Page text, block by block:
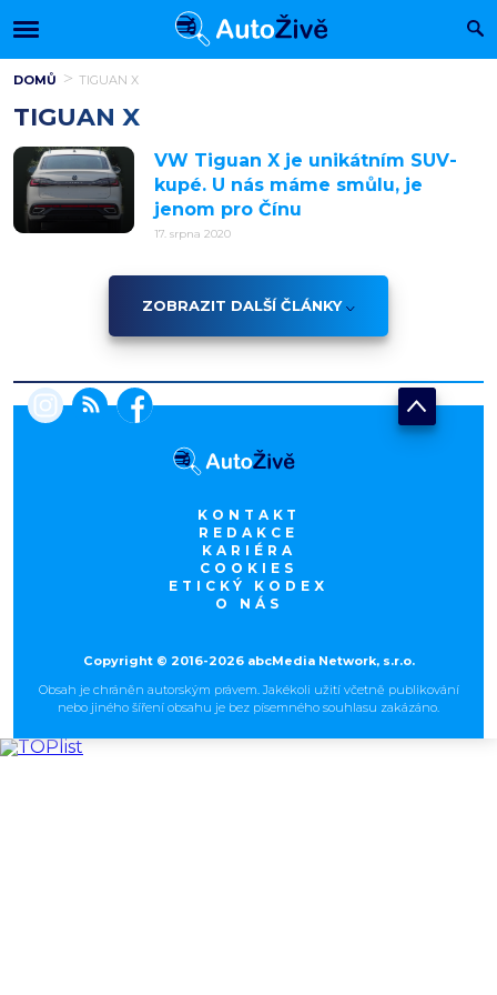
DOMŮ TIGUAN X
TIGUAN X
VW Tiguan X je unikátním SUV-
kupé. U nás máme smůlu, je
jenom pro Čínu
17. srpna 2020
ZOBRAZIT DALŠÍ ČLÁNKY
KONTAKT
REDAKCE
KARIÉRA
COOKIES
ETICKÝ KODEX
O NÁS
Copyright © 2016-2026 abcMedia Network, s.r.o.
Obsah je chráněn autorským právem. Jakékoli užití včetně publikování
nebo jiného šíření obsahu je bez písemného souhlasu zakázáno.